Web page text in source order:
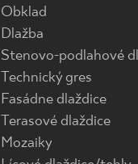
Obklad
Dlažba
Stenovo-podlahové
Technický gres
Fasádne dlaždice
Terasové dlaždice
Mozaiky